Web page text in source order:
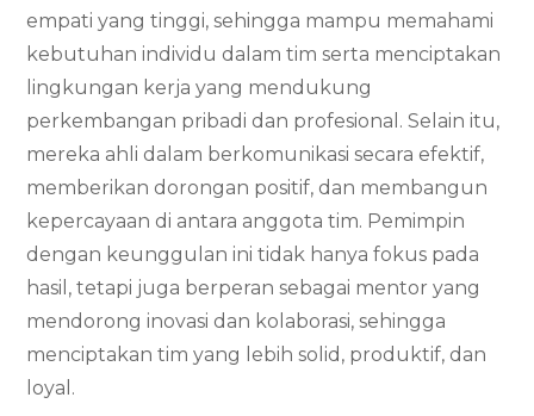
empati yang tinggi, sehingga mampu memahami
kebutuhan individu dalam tim serta menciptakan
lingkungan kerja yang mendukung
perkembangan pribadi dan profesional. Selain itu,
mereka ahli dalam berkomunikasi secara efektif,
memberikan dorongan positif, dan membangun
kepercayaan di antara anggota tim. Pemimpin
dengan keunggulan ini tidak hanya fokus pada
hasil, tetapi juga berperan sebagai mentor yang
mendorong inovasi dan kolaborasi, sehingga
menciptakan tim yang lebih solid, produktif, dan
loyal.